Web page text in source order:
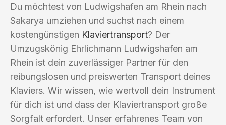
Du möchtest von Ludwigshafen am Rhein nach
Sakarya umziehen und suchst nach einem
kostengünstigen Klaviertransport? Der
Umzugskönig Ehrlichmann Ludwigshafen am
Rhein ist dein zuverlässiger Partner für den
reibungslosen und preiswerten Transport deines
Klaviers. Wir wissen, wie wertvoll dein Instrument
für dich ist und dass der Klaviertransport große
Sorgfalt erfordert. Unser erfahrenes Team von